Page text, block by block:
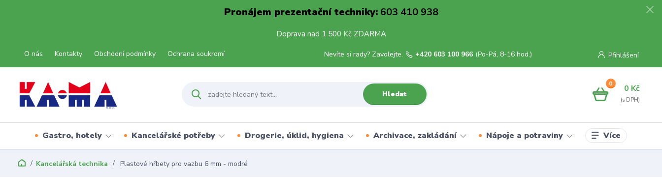
Pronájem prezentační techniky:603 410 938
Doprava nad 1 500 Kč ZDARMA
O nás Kontakty Obchodní podmínky Ochrana soukromí Přihlášení
Hledat
Nevíte si rady? Zavolejte. +420 603 100 966 (Po-Pá, 8-16 hod.)
0 0 Kč
Gastro, hotely Kancelářské potřeby Drogerie, úklid, hygiena Archivace, zakládání Nápoje a potraviny Více
Kancelářská technika Plastové hřbety pro vazbu 6 mm - modré